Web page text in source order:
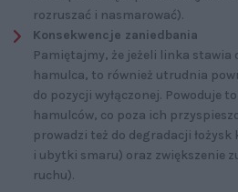
rozruszać i nasmarować).
Konsekwencje zaniedbania
Pamiętajmy, że jeżeli linka
hamulca, to również utrudnia
do pozycji wyłączonej. Powoduje
hamulców, co poza ich
prowadzi też do degradacji łożysk
i ubytki smaru) oraz zwiększenie
ruchu).